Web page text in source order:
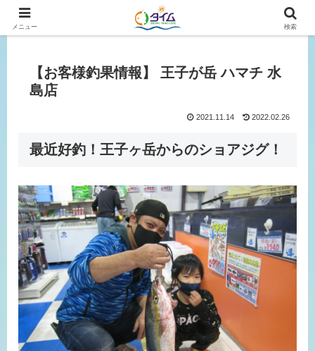
広島、岡山の釣り情報はタイムにおまかせ！
【お客様釣果情報】 王子が岳 ハマチ 水
島店
2021.11.14 2022.02.26
最近好釣！王子ヶ岳からのショアジグ！
メニュー 検索